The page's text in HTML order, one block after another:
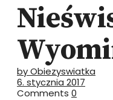
by Obiezyswiatka
6. stycznia 2017
Comments 0